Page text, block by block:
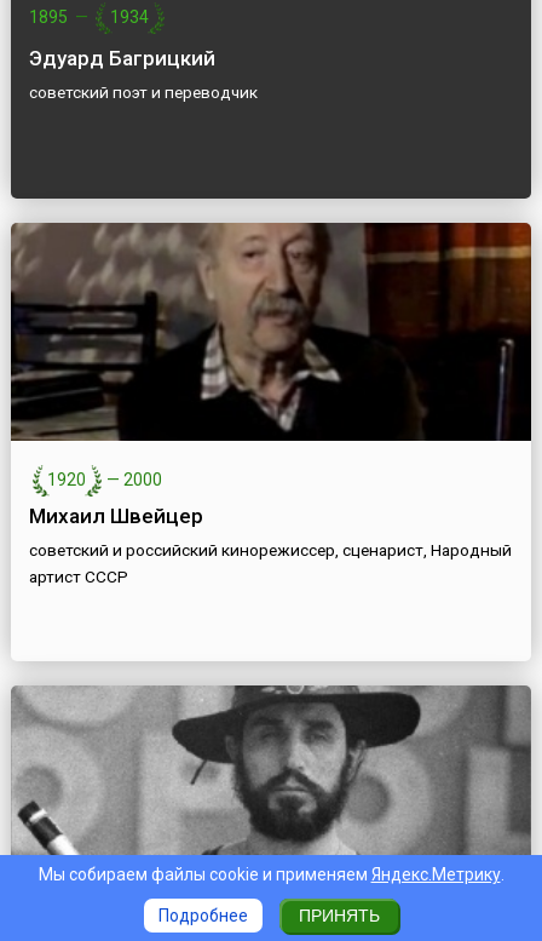
1895 — 1934
Эдуард Багрицкий
советский поэт и переводчик
1920 — 2000
Михаил Швейцер
советский и российский кинорежиссер, сценарист, Народный
артист СССР
Мы собираем файлы cookie и применяем Яндекс.Метрику.
Подробнее ПРИНЯТЬ